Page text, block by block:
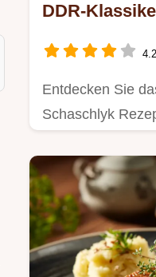
DDR-
Entdecken Sie
Schaschlyk
für…